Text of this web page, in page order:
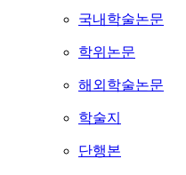
국내학술논문
학위논문
해외학술논문
학술지
단행본